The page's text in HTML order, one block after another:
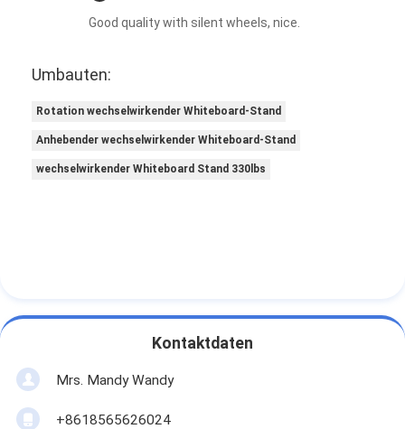
Good quality with silent wheels, nice.
Umbauten:
Rotation wechselwirkender Whiteboard-Stand
Anhebender wechselwirkender Whiteboard-Stand
wechselwirkender Whiteboard Stand 330lbs
Kontaktdaten
Mrs. Mandy Wandy
+8618565626024